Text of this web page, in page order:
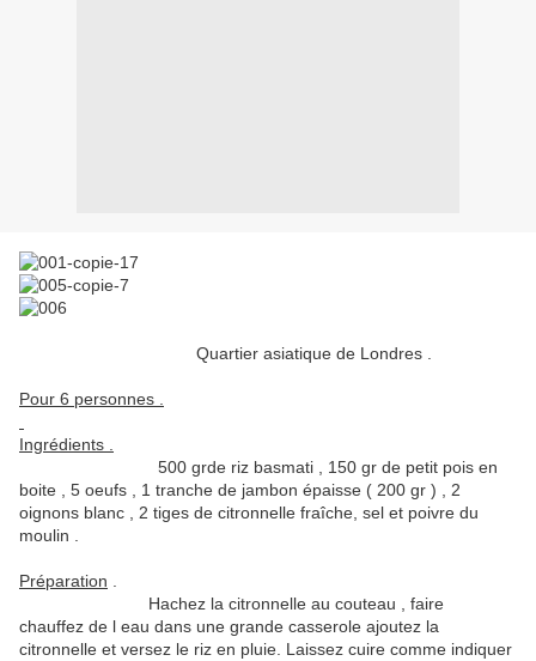
Quartier asiatique de Londres .
Pour 6 personnes .
Ingrédients .
500 grde riz basmati , 150 gr de petit pois en
boite , 5 oeufs , 1 tranche de jambon épaisse ( 200 gr ) , 2
oignons blanc , 2 tiges de citronnelle fraîche, sel et poivre du
moulin .
Préparation
Hachez la citronnelle au couteau , faire
chauffez de l eau dans une grande casserole ajoutez la
citronnelle et versez le riz en pluie. Laissez cuire comme indiquer